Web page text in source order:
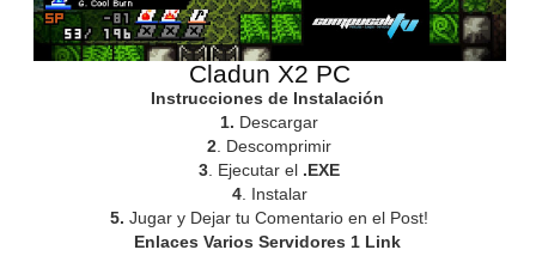
Cladun X2 PC
Instrucciones de Instalación
1. Descargar
2 . Descomprimir
3 . Ejecutar el .EXE
4. Instalar
5. Jugar y Dejar tu Comentario en el Post!
Enlaces Varios Servidores 1 Link